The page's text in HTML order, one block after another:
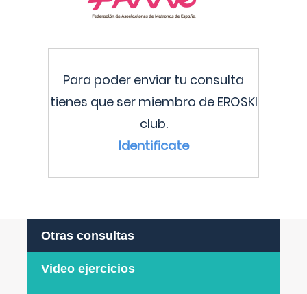
Para poder enviar tu consulta
tienes que ser miembro de EROSKI
club.
Identificate
Otras consultas
Video ejercicios